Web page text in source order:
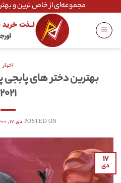
content
مجموعه‌ای از خاص ترین و
اخبار
بهترین دختر های پابجی
۲۰۲۱
POSTED ON دی ۱۷, ۱۴۰۰
۱۷
دی